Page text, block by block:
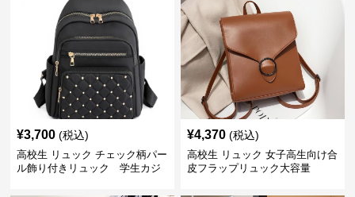
¥3,700 (税込)
高校生 リュック チェック柄パー
ル飾り付きリュック 学生カジ
¥4,370 (税込)
高校生 リュック 女子高生向け合
皮フラップリュック大容量